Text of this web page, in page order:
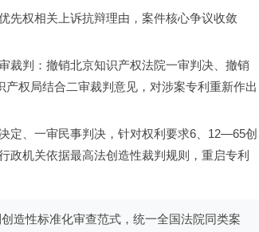
先权相关上诉抗辩理由，案件核心争议收敛
裁判：撤销北京知识产权法院一审判决、撤销
权局结合二审裁判意见，对涉案专利重新作出
定、一审民事判决，针对权利要求6、12—65创
政机关依据最高法创造性裁判规则，重启专利
造性标准化审查范式，统一全国法院同类案